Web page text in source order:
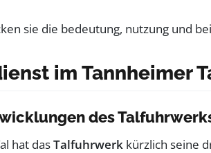
im Tannheimer
des
hat dasTalfuhrwerk kürzlich seine